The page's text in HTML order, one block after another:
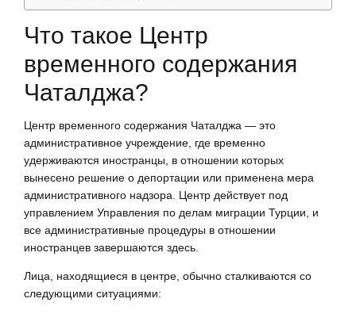
Что такое Центр
временного содержания
Чаталджа?
Центр временного содержания Чаталджа — это
административное учреждение, где временно
удерживаются иностранцы, в отношении которых
вынесено решение о депортации или применена мера
административного надзора. Центр действует под
управлением Управления по делам миграции Турции, и
все административные процедуры в отношении
иностранцев завершаются здесь.
Лица, находящиеся в центре, обычно сталкиваются со
следующими ситуациями: